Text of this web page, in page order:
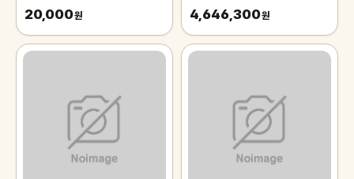
20,000원 4,646,300원